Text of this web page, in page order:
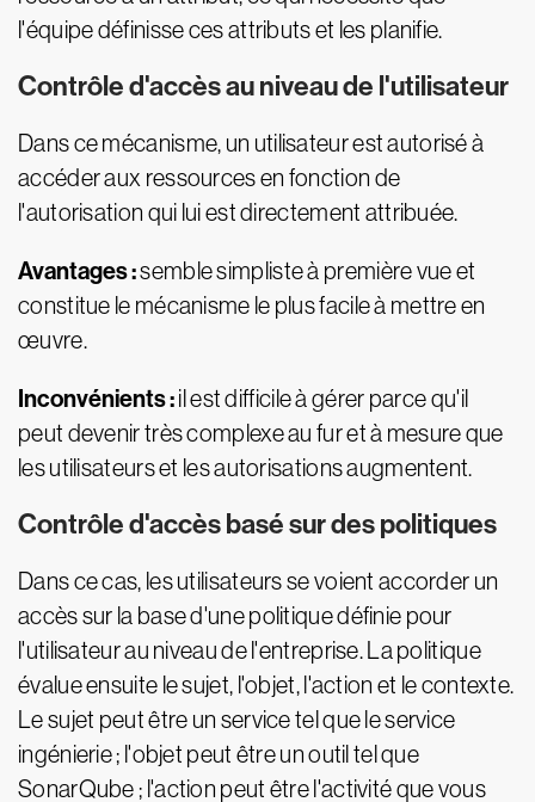
l'équipe définisse ces attributs et les planifie.
Contrôle d'accès au niveau de l'utilisateur
Dans ce mécanisme, un utilisateur est autorisé à
accéder aux ressources en fonction de
l'autorisation qui lui est directement attribuée.
Avantages :semble simpliste à première vue et
constitue le mécanisme le plus facile à mettre en
œuvre.
Inconvénients :il est difficile à gérer parce qu'il
peut devenir très complexe au fur et à mesure que
les utilisateurs et les autorisations augmentent.
Contrôle d'accès basé sur des politiques
Dans ce cas, les utilisateurs se voient accorder un
accès sur la base d'une politique définie pour
l'utilisateur au niveau de l'entreprise. La politique
évalue ensuite le sujet, l'objet, l'action et le contexte.
Le sujet peut être un service tel que le service
ingénierie ; l'objet peut être un outil tel que
SonarQube ; l'action peut être l'activité que vous